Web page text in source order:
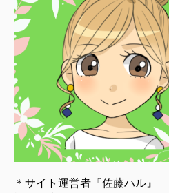
＊サイト運営者『佐藤ハル』